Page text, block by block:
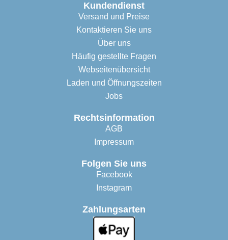
Kundendienst
Versand und Preise
Kontaktieren Sie uns
Über uns
Häufig gestellte Fragen
Webseitenübersicht
Laden und Öffnungszeiten
Jobs
Rechtsinformation
AGB
Impressum
Folgen Sie uns
Facebook
Instagram
Zahlungsarten